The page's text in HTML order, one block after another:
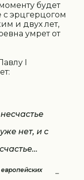
будет
эрцгерцогом
и двух лет,
умрет от
I
нет, и с